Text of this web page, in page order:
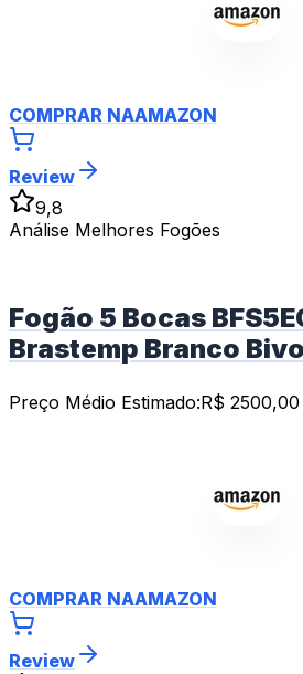
COMPRAR NAAMAZON
Review
9,8
Análise Melhores Fogões
Fogão 5 Bocas
Brastemp Branco
Preço Médio Estimado:R$ 2500,00
COMPRAR NAAMAZON
Review